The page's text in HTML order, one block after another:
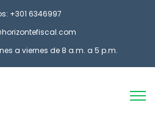
+301 6346997
a viernes de 8 a.m. a 5 p.m.